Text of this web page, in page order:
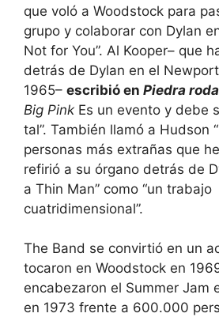
que voló a Woodstock para
grupo y colaborar con Dylan
Not for You”. Al Kooper– que
detrás de Dylan en el
1965– escribió en Piedra
Big Pink Es un evento y debe
tal”. También llamó a Hudson
personas más extrañas que
refirió a su órgano detrás de
a Thin Man” como “un trabajo
cuatridimensional”.
The Band se convirtió en un
tocaron en Woodstock en
encabezaron el Summer Jam
en 1973 frente a 600.000